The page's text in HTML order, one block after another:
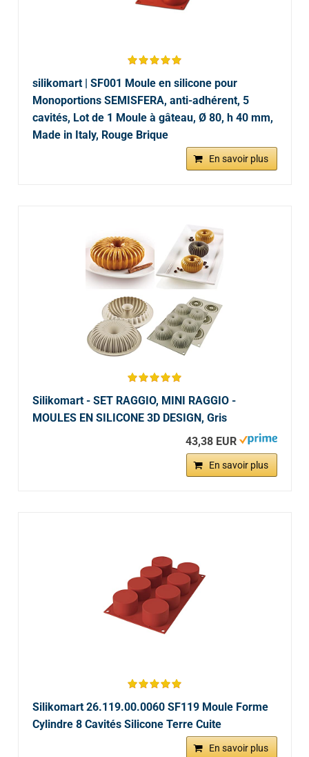
silikomart | SF001 Moule en silicone pour
Monoportions SEMISFERA, anti-adhérent, 5
cavités, Lot de 1 Moule à gâteau, Ø 80, h 40 mm,
Made in Italy, Rouge Brique
En savoir plus
Silikomart - SET RAGGIO, MINI RAGGIO -
MOULES EN SILICONE 3D DESIGN, Gris
43,38 EUR
En savoir plus
Silikomart 26.119.00.0060 SF119 Moule Forme
Cylindre 8 Cavités Silicone Terre Cuite
En savoir plus